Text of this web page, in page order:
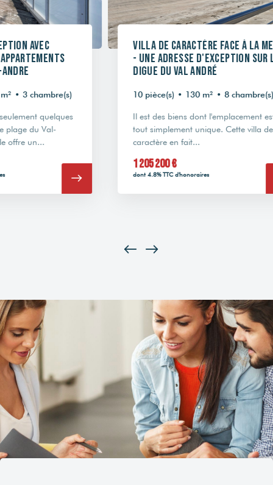
Villa de caractère face à la mer
- Une adresse d'exception sur la
10 pièce(s) • 8 chambre(s)
Il est des biens dont l'emplacement est
tout simplement unique. Cette villa de
1 205 200 €
dont 4.8% TTC d'honoraires
mer
5
À
796